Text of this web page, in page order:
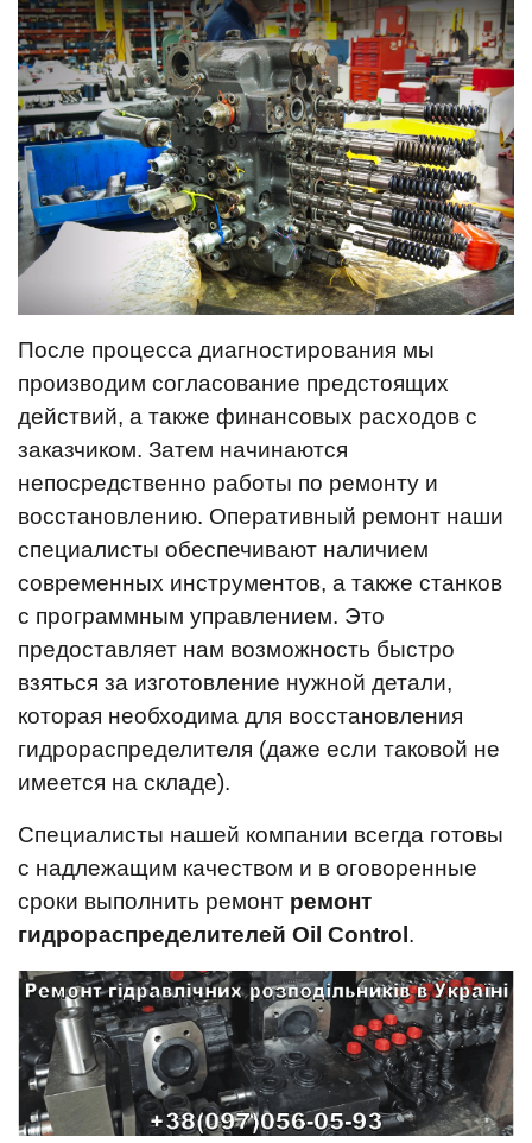
После процесса диагностирования мы
производим согласование предстоящих
действий, а также финансовых расходов с
заказчиком. Затем начинаются
непосредственно работы по ремонту и
восстановлению. Оперативный ремонт наши
специалисты обеспечивают наличием
современных инструментов, а также станков
с программным управлением. Это
предоставляет нам возможность быстро
взяться за изготовление нужной детали,
которая необходима для восстановления
гидрораспределителя (даже если таковой не
имеется на складе).
Специалисты нашей компании всегда готовы
с надлежащим качеством и в оговоренные
сроки выполнить ремонт ремонт
гидрораспределителей Oil Control .